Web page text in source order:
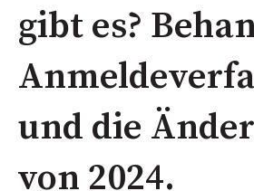
gibt es?
und die
von 2024.